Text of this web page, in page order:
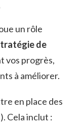
un rôle
de
vos progrès,
à améliorer.
en place des
Cela inclut :